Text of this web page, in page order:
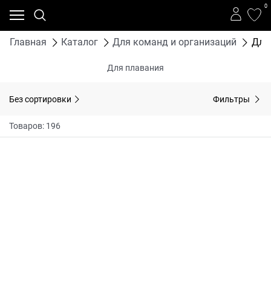
0
Главная Каталог Для команд и организаций Для
Для плавания
Без сортировки Фильтры
Товаров: 196